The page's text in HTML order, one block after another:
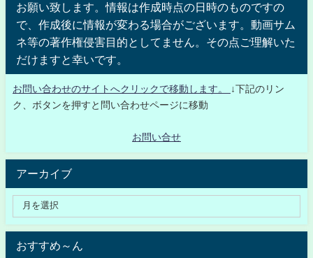
お願い致します。情報は作成時点の日時のものですの
で、作成後に情報が変わる場合がございます。動画サム
ネ等の著作権侵害目的としてません。その点ご理解いた
だけますと幸いです。
お問い合わせのサイトへクリックで移動します。
↓下記のリン
ク、ボタンを押すと問い合わせページに移動
お問い合せ
アーカイブ
おすすめ～ん